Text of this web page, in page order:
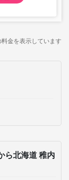
料金を表示しています
ら北海道 稚内